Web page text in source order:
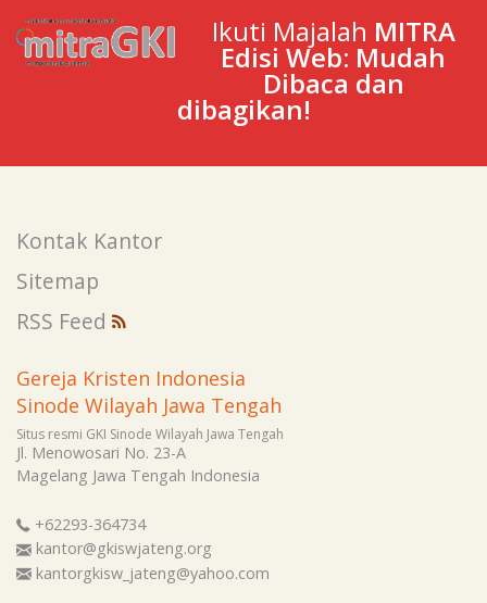
Ikuti Majalah MITRA
Edisi Web: Mudah
Dibaca dan
dibagikan!
Kontak Kantor
Sitemap
RSS Feed
Gereja Kristen Indonesia
Sinode Wilayah Jawa Tengah
Situs resmi GKI Sinode Wilayah Jawa Tengah
Jl. Menowosari No. 23-A
Magelang Jawa Tengah Indonesia
+62293-364734
kantor@gkiswjateng.org
kantorgkisw_jateng@yahoo.com